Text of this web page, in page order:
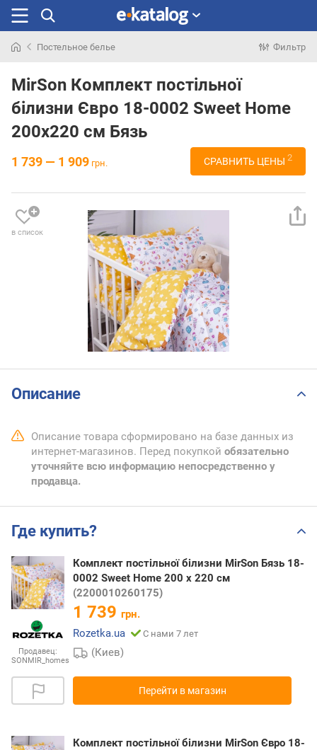
раньше
Постельное белье Фильтр
MirSon Комплект постільної
білизни Євро 18-0002 Sweet Home
200х220 см Бязь
1 739 — 1 909 грн. СРАВНИТЬ ЦЕНЫ 2
в список
Описание
Описание товара сформировано на базе данных из
интернет-магазинов. Перед покупкой обязательно
уточняйте всю информацию непосредственно у
продавца.
Где купить?
Продавец:
SONMIR_homes
Комплект постільної білизни MirSon Бязь 18-
0002 Sweet Home 200 x 220 см
(2200010260175)
1 739 грн.
Rozetka.ua
С нами 7 лет
(Киев)
Перейти в магазин
Комплект постільної білизни MirSon Євро 18-